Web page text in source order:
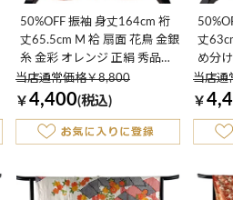
50%OFF 振袖 身丈164cm 裄
丈65.5cm M 袷 扇面 花鳥 金銀
糸 金彩 オレンジ 正絹 秀品
K50
当店通常価格￥8,800
￥ 4,400(税込)
丈
め分
当店通
￥